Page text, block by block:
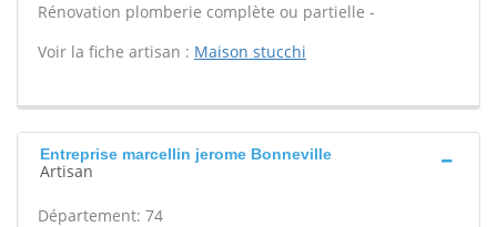
Rénovation plomberie complète ou partielle -
Voir la fiche artisan : Maison stucchi
Entreprise marcellin jerome Bonneville
Artisan
Département: 74